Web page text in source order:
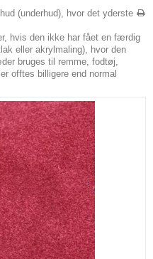
(underhud), hvor det yderste
hvis den ikke har fået en færdig
eller akrylmaling), hvor den
bruges til remme, fodtøj,
offtes billigere end normal